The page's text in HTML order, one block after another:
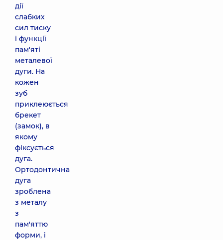
дії
слабких
сил тиску
і функції
пам'яті
металевої
дуги. На
кожен
зуб
приклеюється
брекет
(замок), в
якому
фіксується
дуга.
Ортодонтична
дуга
зроблена
з металу
з
пам'яттю
форми, і